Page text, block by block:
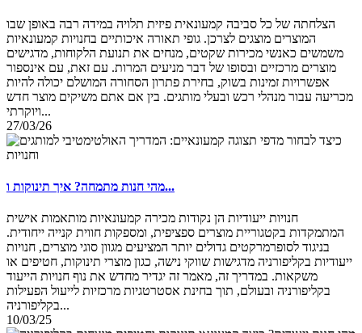
הצלחתה של כל סביבה קמעונאית פיזית תלויה במידה רבה באופן שבו
המוצרים מוצגים לצרכן. גופי תאורה איכותיים בחנויות קמעונאיות
משמשים כאנשי מכירות שקטים, מנחים את תנועת הלקוחות, מדגישים
מוצרים מרכזיים ובסופו של דבר מניעים המרות. עם זאת, עם אינספור
אפשרויות זמינות בשוק, בחירת פתרון הסחורה המושלם יכולה להיות
מכריעה עבור מנהלי רכש ובעלי מותגים. בין אם אתם משיקים מוצר חדש
ויוקרתי...
27/03/26
מהי חנות מתמחה? איך תינוקות ו...
חנויות ייעודיות הן נקודות מכירה קמעונאיות מותאמות אישית
המתמקדות בקטגוריית מוצרים ספציפית, ומספקות חווית קנייה ייחודית.
בניגוד לסופרמרקטים גדולים יותר המציעים מגוון סוגי מוצרים, חנויות
ייעודיות בקליפורניה מדגישות שווקי נישה, כגון מוצרי תינוקות, חטיפים או
משקאות. במדריך זה, מאמר זה יגדיר מחדש את נוף חנויות הייעוד
בקליפורניה ובעולם, תוך בחינת אסטרטגיות מרכזיות לייעול הפעילות
בקליפורניה...
10/03/25